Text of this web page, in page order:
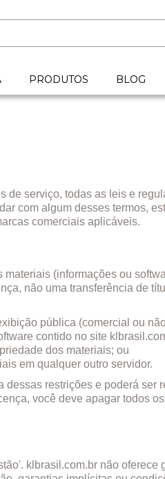
PRODUTOS BLOG
de serviço, todas as leis e
com algum desses termos,
comerciais aplicáveis.
(informações ou
não uma transferência de
pública (comercial ou
contido no site
dos materiais; ou
em qualquer outro servidor.
restrições e poderá
você deve apagar todos
klbrasil.com.br não